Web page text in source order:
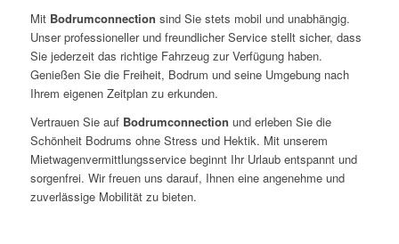
Mit Bodrumconnection sind Sie stets mobil und unabhängig.
Unser professioneller und freundlicher Service stellt sicher, dass
Sie jederzeit das richtige Fahrzeug zur Verfügung haben.
Genießen Sie die Freiheit, Bodrum und seine Umgebung nach
Ihrem eigenen Zeitplan zu erkunden.
Vertrauen Sie auf Bodrumconnection und erleben Sie die
Schönheit Bodrums ohne Stress und Hektik. Mit unserem
Mietwagenvermittlungsservice beginnt Ihr Urlaub entspannt und
sorgenfrei. Wir freuen uns darauf, Ihnen eine angenehme und
zuverlässige Mobilität zu bieten.